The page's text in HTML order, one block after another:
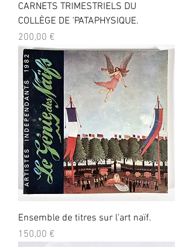
CARNETS TRIMESTRIELS DU
COLLÈGE DE 'PATAPHYSIQUE.
Prix
200,00 €
Ensemble de titres sur l'art naïf.
Prix
150,00 €